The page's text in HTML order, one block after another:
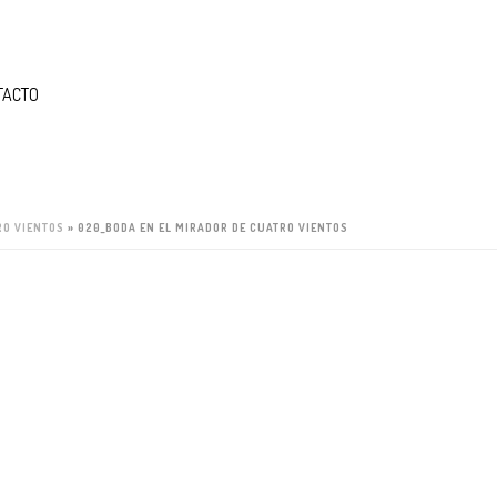
VIENTOS » 020_BODA EN EL MIRADOR DE CUATRO VIENTOS